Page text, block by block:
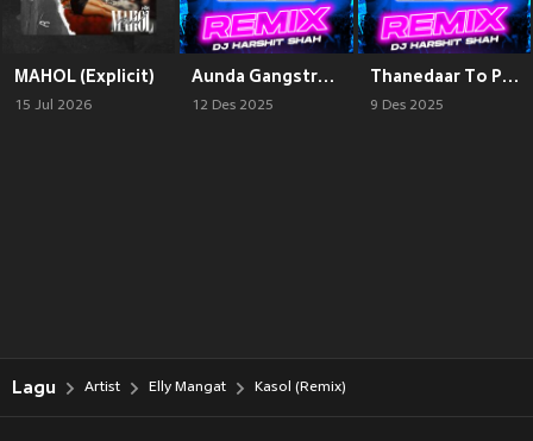
MAHOL (Explicit)
15 Jul 2026
Aunda Gangstran Vich Tera Yaar Ni (Remix)
12 Des 2025
Thanedaar To Puchi Mere Vaare Ni (Remix)
9 Des 2025
Lagu Artist Elly Mangat Kasol (Remix)